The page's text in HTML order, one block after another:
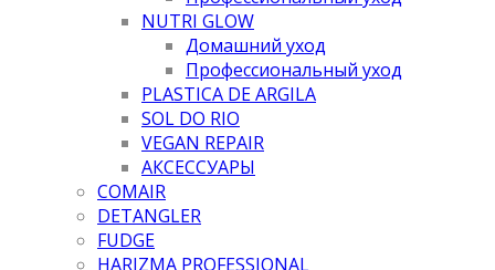
NUTRI GLOW
Домашний уход
Профессиональный уход
PLASTICA DE ARGILA
SOL DO RIO
VEGAN REPAIR
АКСЕССУАРЫ
COMAIR
DETANGLER
FUDGE
HARIZMA PROFESSIONAL